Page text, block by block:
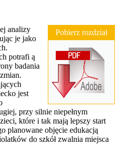
Pobierz rozdział
analizy
je jako
potrafi ą
badania
jest
przy silnie niepełnym
które i tak mają lepszy start
planowane objęcie edukacją
do szkół zwalnia miejsca